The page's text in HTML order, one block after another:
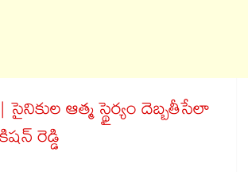
| సైనికుల ఆత్మ స్థైర్యం దెబ్బతీసేలా
రెడ్డి